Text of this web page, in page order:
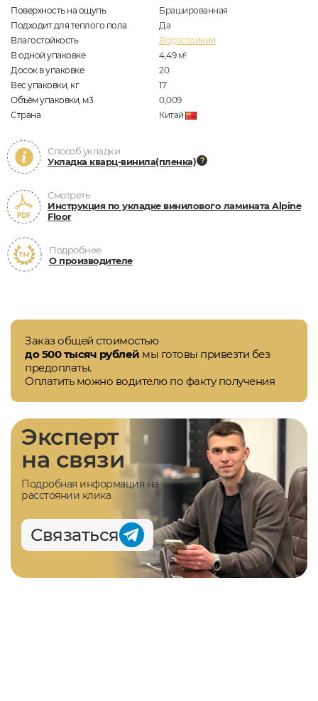
Поверхность на ощупь
Брашированная
Подходит для теплого пола
Да
Влагостойкость
Водостойкий
В одной упаковке
4,49 м2
Досок в упаковке
20
Вес упаковки, кг
17
Объём упаковки, м3
0,009
Страна
Китай
Способ укладки
Укладка кварц-винила(пленка)
Смотреть
Инструкция по укладке винилового ламината Alpine
Floor
Подробнее
О производителе
Заказ общей стоимостью
до 500 тысяч рублей мы готовы привезти без
предоплаты.
Оплатить можно водителю по факту получения
Эксперт
на связи
Подробная информация на
расстоянии клика
Связаться